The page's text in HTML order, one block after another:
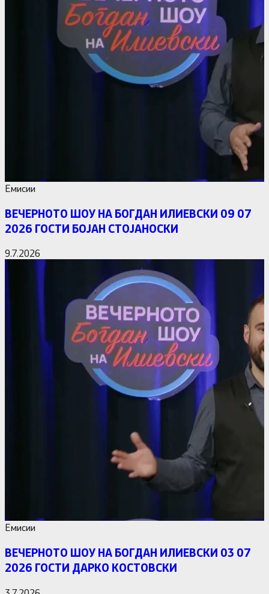
Емисии
ВЕЧЕРНОТО ШОУ НА БОГДАН ИЛИЕВСКИ 09 07
2026 ГОСТИ БОЈАН СТОЈАНОСКИ
9.7.2026
Емисии
ВЕЧЕРНОТО ШОУ НА БОГДАН ИЛИЕВСКИ 03 07
2026 ГОСТИ ДАРКО КОСТОВСКИ